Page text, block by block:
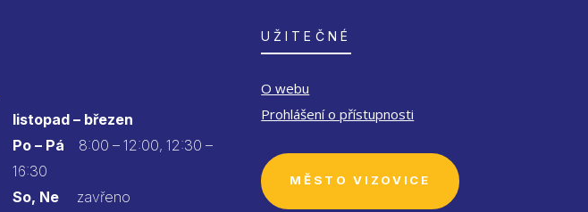
listopad – březen
Po – Pá 8:00 – 12:00, 12:30 –
16:30
So, Nezavřeno
UŽITEČNÉ
O webu
Prohlášení o přístupnosti
MĚSTO VIZOVICE